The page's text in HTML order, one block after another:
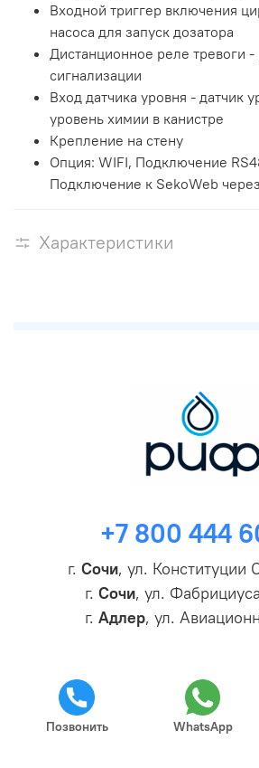
Входной триггер включения
насоса для запуск дозатора
Дистанционное реле тревоги
сигнализации
Вход датчика уровня - датчик
уровень химии в канистре
Крепление на стену
Опция: WIFI, Подключение
Подключение к SekoWeb
Характеристики
+7 800 444
г. Сочи, ул. Конституции
г. Сочи, ул.
г. Адлер, ул.
Позвонить WhatsApp